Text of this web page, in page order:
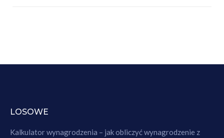
LOSOWE
Kalkulator wynagrodzenia – jak obliczyć wynagrodzenie z